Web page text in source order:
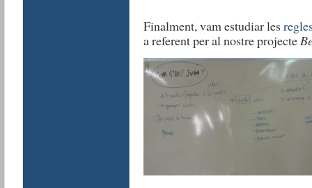
Finalment, vam estudiar les
a referent per al nostre projecte